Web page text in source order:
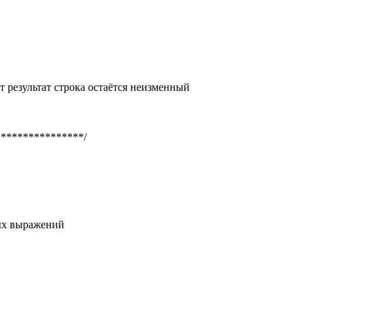
строка остаётся неизменный
выражений